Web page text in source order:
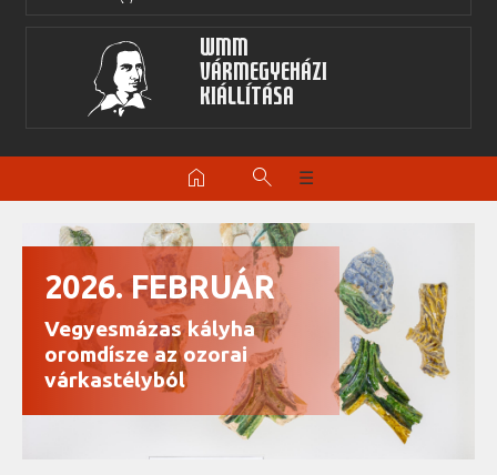
WMM
Vármegyeházi
kiállítása
home search ☰
2026. FEBRUÁR
Vegyesmázas kályha
oromdísze az ozorai
várkastélyból